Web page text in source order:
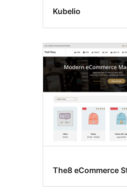
Kubelio
The8 eCommerce